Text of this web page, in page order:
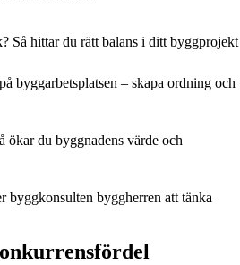
Så hittar du rätt balans i ditt byggprojekt
byggarbetsplatsen – skapa ordning och
ökar du byggnadens värde och
byggkonsulten byggherren att tänka